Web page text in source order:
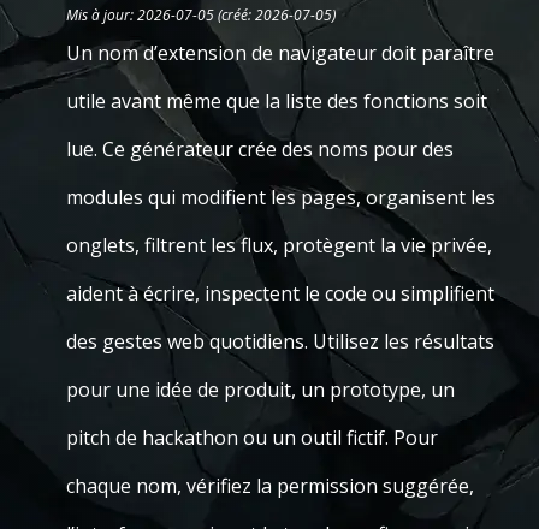
Mis à jour: 2026-07-05 (créé: 2026-07-05)
Un nom d’extension de navigateur doit paraître
utile avant même que la liste des fonctions soit
lue. Ce générateur crée des noms pour des
modules qui modifient les pages, organisent les
onglets, filtrent les flux, protègent la vie privée,
aident à écrire, inspectent le code ou simplifient
des gestes web quotidiens. Utilisez les résultats
pour une idée de produit, un prototype, un
pitch de hackathon ou un outil fictif. Pour
chaque nom, vérifiez la permission suggérée,